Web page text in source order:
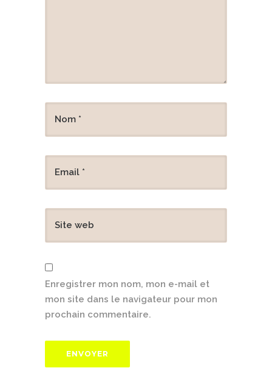
Enregistrer mon nom, mon e-mail et
mon site dans le navigateur pour mon
prochain commentaire.